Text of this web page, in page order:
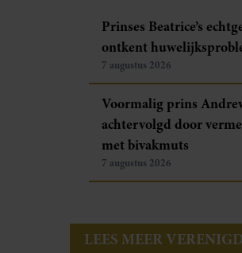
Prinses Beatrice’s
ontkent
7 augustus 2026
Voormalig prins
achtervolgd door
met bivakmuts
7 augustus 2026
LEES MEER